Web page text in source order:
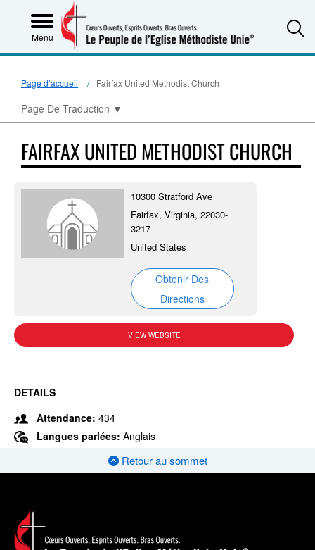
Menu
Page d’accueil Fairfax United Methodist Church
Page De Traduction ▼
FAIRFAX UNITED METHODIST CHURCH
10300 Stratford Ave
Fairfax, Virginia, 22030-
3217
United States
Obtenir Des
Directions
VIEW WEBSITE
DETAILS
Attendance: 434
Langues parlées: Anglais
Retour au sommet